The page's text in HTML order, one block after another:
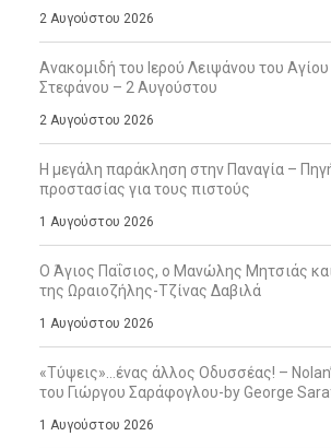
2 Αυγούστου 2026
Ανακομιδή του Ιερού Λειψάνου του
Στεφάνου – 2 Αυγούστου
2 Αυγούστου 2026
Η μεγάλη παράκληση στην Παναγία –
προστασίας για τους πιστούς
1 Αυγούστου 2026
Ο Άγιος Παΐσιος, ο Μανώλης Μητσιάς και
της Ωραιοζήλης-Τζίνας Δαβιλά
1 Αυγούστου 2026
«Τύψεις»…ένας άλλος Οδυσσέας! –
του Γιώργου Σαράφογλου-by George
1 Αυγούστου 2026